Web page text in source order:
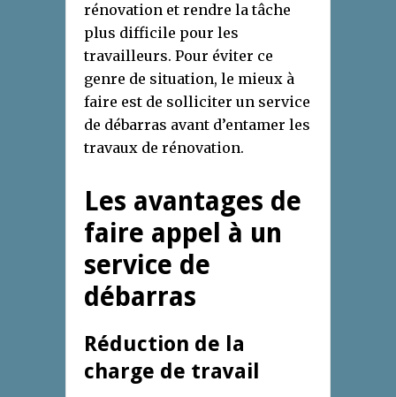
rénovation et rendre la tâche
plus difficile pour les
travailleurs. Pour éviter ce
genre de situation, le mieux à
faire est de solliciter un service
de débarras avant d’entamer les
travaux de rénovation.
Les avantages de
faire appel à un
service de
débarras
Réduction de la
charge de travail